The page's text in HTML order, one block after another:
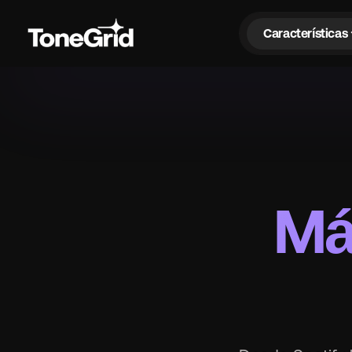
Características